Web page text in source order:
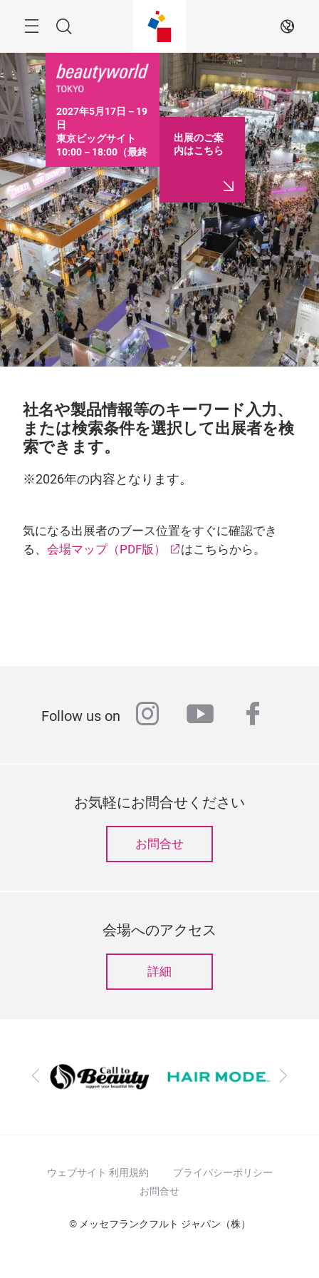
す
る
索
JA
2027年5月17日－19
日
東京ビッグサイト
10:00－18:00（最終
日は16:30まで）
出展のご案
内はこちら
社名や製品情報等のキーワード入力、
または検索条件を選択して出展者を検
索できます。
※2026年の内容となります。
気になる出展者のブース位置をすぐに確認でき
る、 会場マップ（PDF版） はこちらから。
Follow us on instagram
youtube
お気軽にお問合せください
お問合せ
会場へのアクセス
詳細
前
次
ウェブサイト 利用規約
プライバシーポリシー
お問合せ
© メッセフランクフルト ジャパン（株）